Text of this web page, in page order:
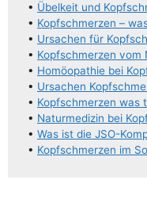
• Übel­keit und
• Kopf­schmer­zen –
• Ursa­chen für
• Kopf­schmer­zen vom
• Homöo­pa­thie bei
• Ursa­chen
• Kopf­schmer­zen was
• Natur­me­di­zin bei
• Was ist die JSO-
• Kopf­schmer­zen im